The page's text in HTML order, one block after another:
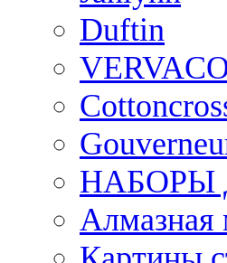
Duftin
НАБОРЫ
Алмазная